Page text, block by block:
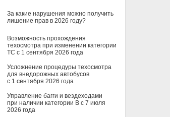
За какие нарушения можно получить
лишение прав в 2026 году?
Возможность прохождения
техосмотра при изменении категории
ТС с 1 сентября 2026 года
Усложнение процедуры техосмотра
для внедорожных автобусов
с 1 сентября 2026 года
Управление багги и вездеходами
при наличии категории B с 7 июля
2026 года